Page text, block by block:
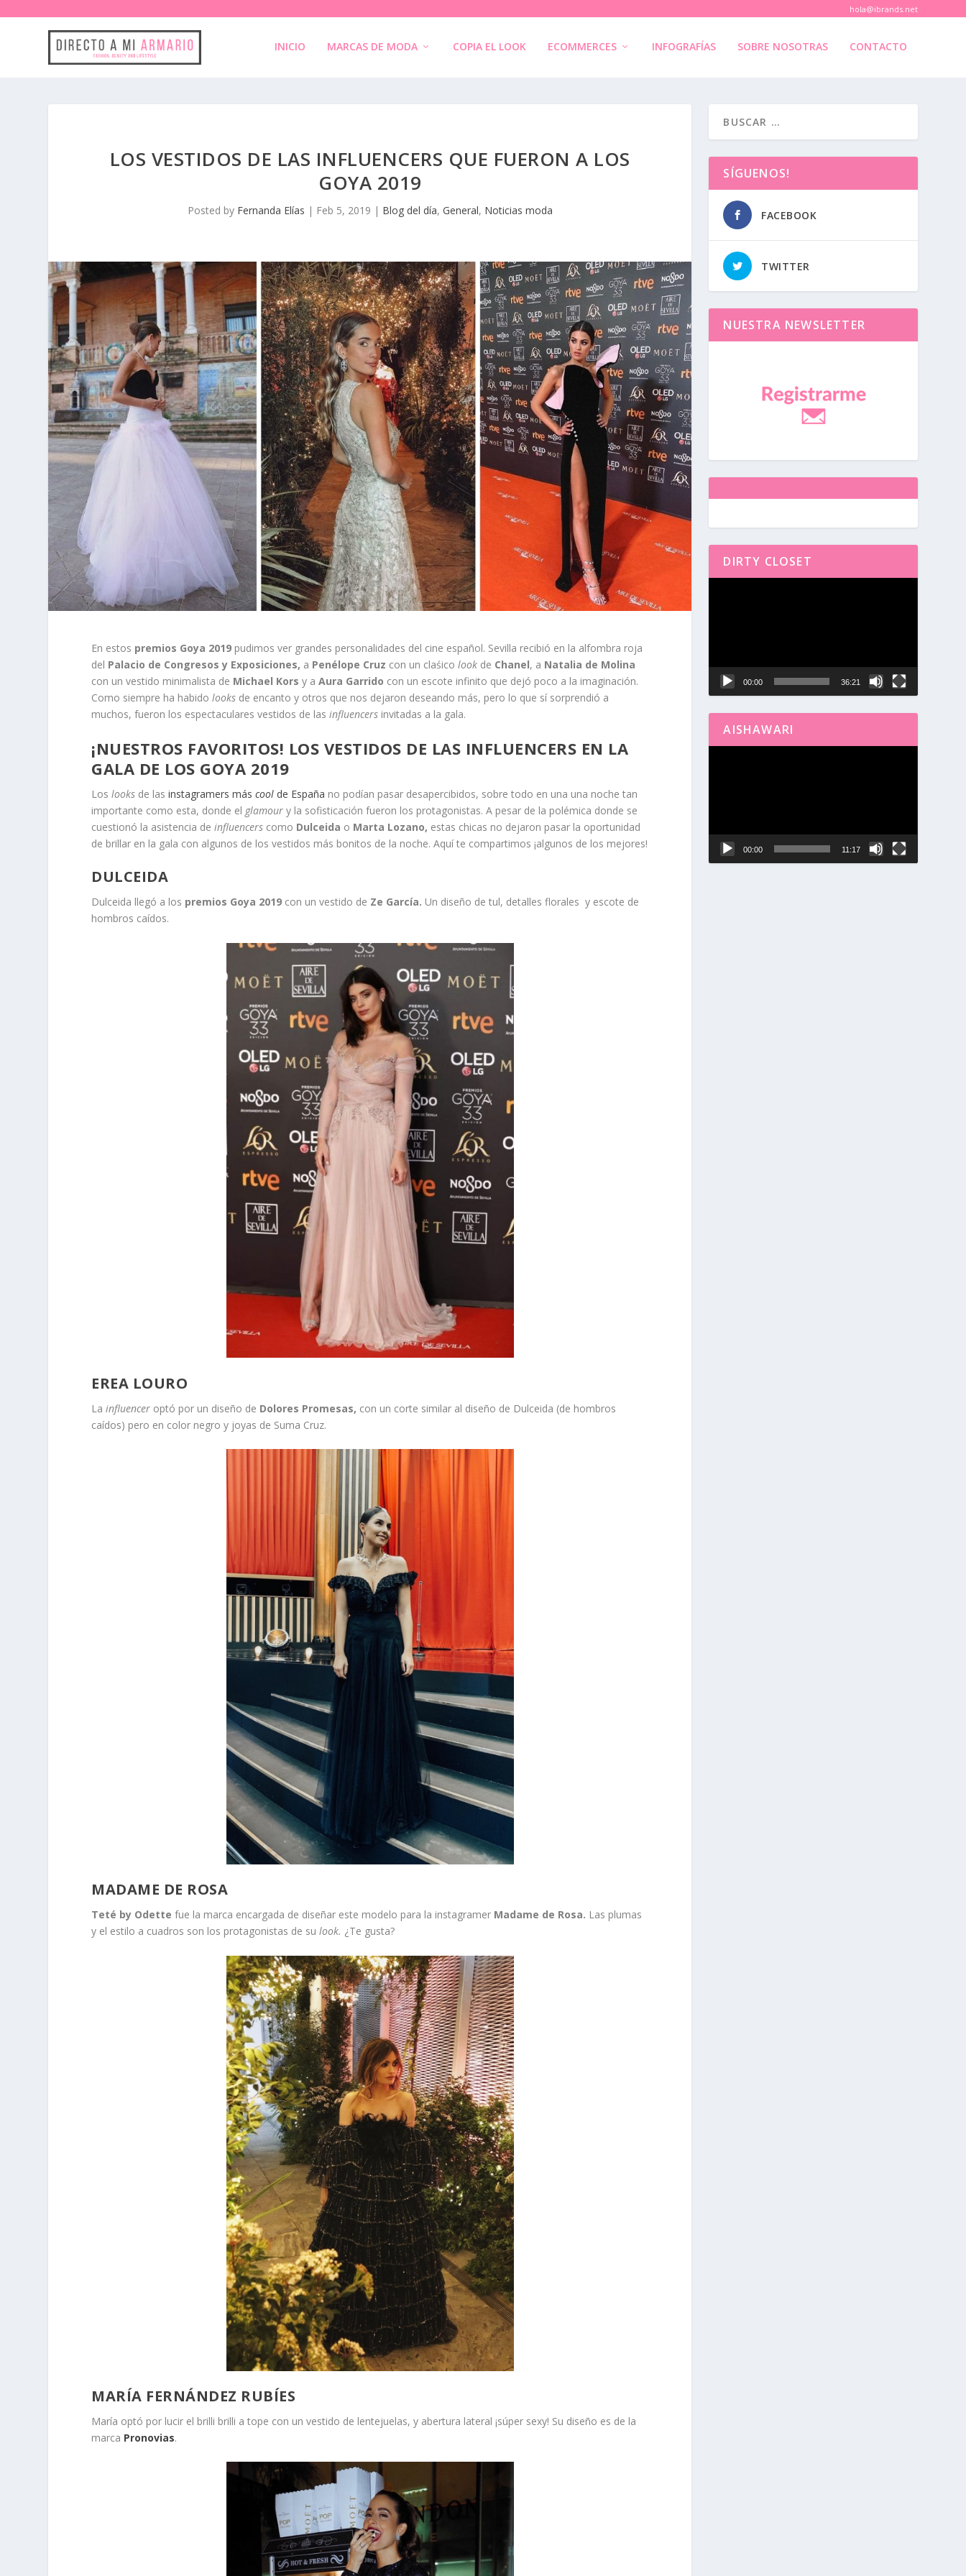
hola@ibrands.net
INICIO MARCAS DE MODA COPIA EL LOOK ECOMMERCES INFOGRAFÍAS SOBRE NOSOTRAS CONTACTO
LOS VESTIDOS DE LAS INFLUENCERS QUE FUERON A LOS
GOYA 2019
Posted by Fernanda Elías | Feb 5, 2019 | Blog del día, General, Noticias moda
En estos premios Goya 2019 pudimos ver grandes personalidades del cine español. Sevilla recibió en la alfombra roja
del Palacio de Congresos y Exposiciones, a Penélope Cruz con un claśicolook de Chanel, a Natalia de Molina
con un vestido minimalista de Michael Kors y aAura Garrido con un escote infinito que dejó poco a la imaginación.
Como siempre ha habidolooks de encanto y otros que nos dejaron deseando más, pero lo que sí sorprendió a
muchos, fueron los espectaculares vestidos de lasinfluencers invitadas a la gala.
¡NUESTROS FAVORITOS! LOS VESTIDOS DE LAS INFLUENCERS EN LA
GALA DE LOS GOYA 2019
Loslooks de lasinstagramers máscool de España no podían pasar desapercibidos, sobre todo en una una noche tan
importante como esta, donde el glamoury la sofisticación fueron los protagonistas. A pesar de la polémica donde se
cuestionó la asistencia deinfluencers como Dulceida o Marta Lozano, estas chicas no dejaron pasar la oportunidad
de brillar en la gala con algunos de los vestidos más bonitos de la noche. Aquí te compartimos ¡algunos de los mejores!
DULCEIDA
Dulceida llegó a los premios Goya 2019 con un vestido de Ze García. Un diseño de tul, detalles florales y escote de
hombros caídos.
EREA LOURO
Lainfluencer optó por un diseño de Dolores Promesas, con un corte similar al diseño de Dulceida (de hombros
caídos) pero en color negro y joyas de Suma Cruz.
MADAME DE ROSA
Teté by Odette fue la marca encargada de diseñar este modelo para la instagramer Madame de Rosa. Las plumas
y el estilo a cuadros son los protagonistas de sulook. ¿Te gusta?
MARÍA FERNÁNDEZ RUBÍES
María optó por lucir el brilli brilli a tope con un vestido de lentejuelas, y abertura lateral ¡súper sexy! Su diseño es de la
marca Pronovias.
SÍGUENOS!
FACEBOOK
TWITTER
NUESTRA NEWSLETTER
DIRTY CLOSET
00:00 36:21
AISHAWARI
00:00 11:17